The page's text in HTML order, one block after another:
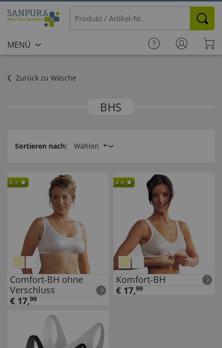
MENÜ
Zurück zu Wäsche
BHS
Sortieren nach: Wählen
4.3
Comfort-BH ohne
Verschluss
€ 17,99
4.6
Komfort-BH
€ 17,99